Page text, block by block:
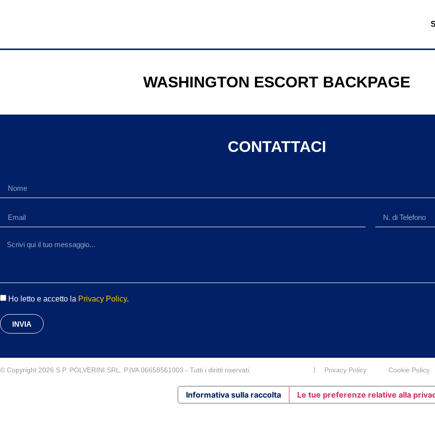
WASHINGTON ESCORT BACKPAGE
CONTATTACI
Ho letto e accetto la Privacy Policy.
INVIA
© Copyright 2026 S.P. POLVERINI SRL. P.IVA 06658561003 - Tutti i diritti riservati. Privacy Policy Cookie Policy
Informativa sulla raccolta Le tue preferenze relative alla